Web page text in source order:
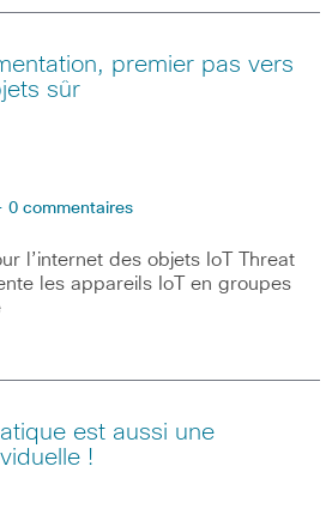
premier pas vers
sûr
0 commentaires
l’internet des objets IoT Threat
les appareils IoT en groupes
est aussi une
!